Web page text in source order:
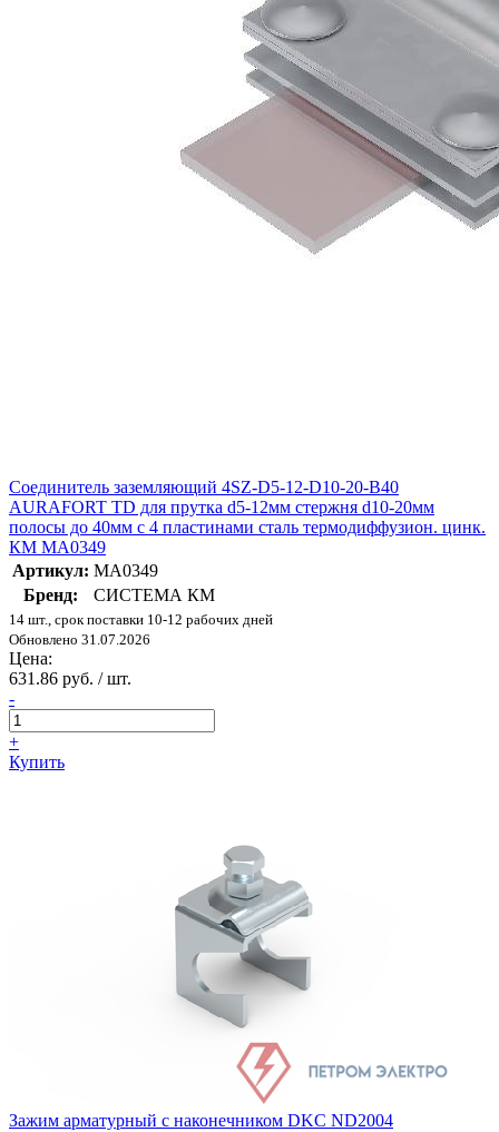
Соединитель заземляющий 4SZ-D5-12-D10-20-B40
AURAFORT TD для прутка d5-12мм стержня d10-20мм
полосы до 40мм с 4 пластинами сталь термодиффузион. цинк.
КМ MA0349
Артикул: MA0349
Бренд:
СИСТЕМА КМ
14 шт., срок поставки 10-12 рабочих дней
Обновлено 31.07.2026
Цена:
631.86 руб. / шт.
-
+
Купить
Зажим арматурный с наконечником DKC ND2004